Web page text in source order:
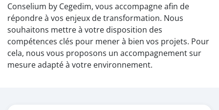
Conselium by Cegedim, vous accompagne afin de
répondre à vos enjeux de transformation. Nous
souhaitons mettre à votre disposition des
compétences clés pour mener à bien vos projets. Pour
cela, nous vous proposons un accompagnement sur
mesure adapté à votre environnement.